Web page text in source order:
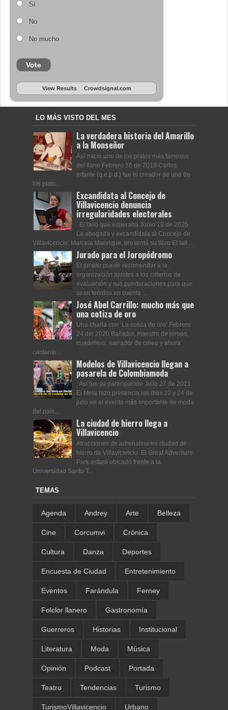
Sí
No
No mucho
Vote
View Results Crowdsignal.com
LO MÁS VISTO DEL MES
La verdadera historia del Amarillo
a la Monseñor
Así nació uno de los platos más famosos
del llano Febrero 16 de 2018 Carlos
Infante (q.e.p.d.) fue el creador de uno de
los plato...
Excandidata al Concejo de
Villavicencio denuncia
irregularidades electorales
El fallo que esperaba Junio 18 de 2025
La abogada y excandidata al Concejo de
Villavicencio, Marcela Manrique, presentó su libro El fall...
Jurado para el Joropódromo
El jurado puede recomendar a la
organización ajustes a los criterios de
evaluación y sus ponderaciones para que
sean tenidos en cuenta ...
José Abel Carrillo: mucho más que
una cotiza de oro
Una charla con ‘La cotiza de oro’ Febrero
24 del 2020 Bailador, maestro de joropo,
cuadrillero, narrador de coleo y ahora
cantante...
Modelos de Villavicencio llegan a
pasarela de Colombiamoda
Así fue su participación Julio 27 de 2021
El Meta hizo presencia los días 23 y 24 de
julio en el evento más importante de moda
del país....
La ciudad de hierro llega a
Villavicencio
Atracciones de adrenalina en ciudad de
hierro de Villavicencio El Great Adventure
Park estará ubicado frente a la
Universidad Santo T...
TEMAS
Agenda Andrey Arte Belleza
Cine Corcumvi Crónica
Cultura Danza Deportes
Encuesta de Ciudad Entretenimiento
Eventos Farándula Ferney
Folclor llanero Gastronomía
Guerreros Historias Institucional
Literatura Moda Música
Opinión Podcast Portada
Teatro Tendencias Turismo
TurismoVillavicencio Urbano